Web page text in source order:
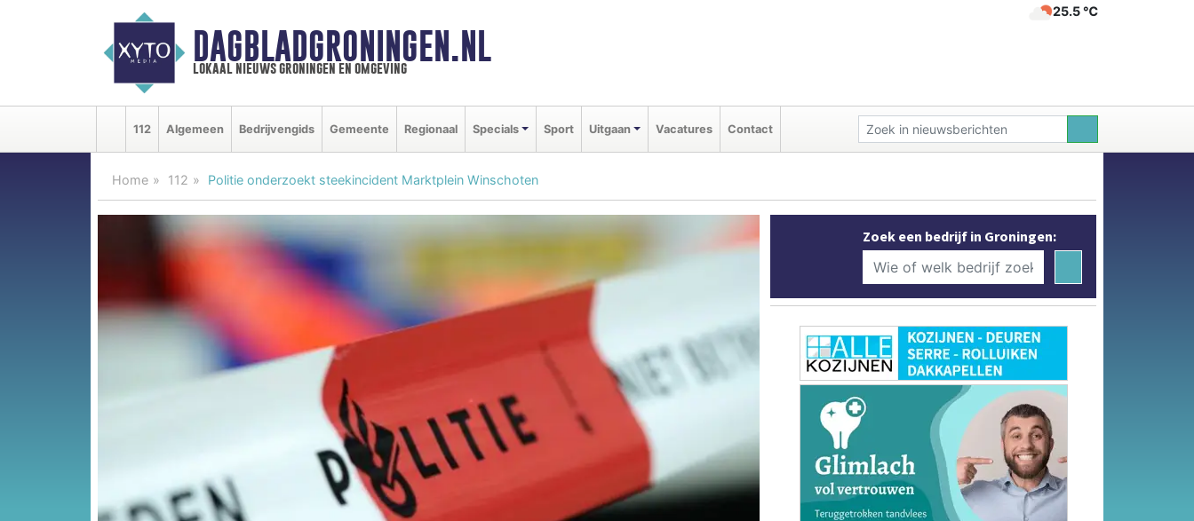
DAGBLADGRONINGEN.NL
lokaal nieuws groningen en omgeving
25.5 ℃
112 Algemeen Bedrijvengids Gemeente Regionaal Specials Sport Uitgaan Vacatures Contact
Home 112 Politie onderzoekt steekincident Marktplein Winschoten
Zoek een bedrijf in Groningen: